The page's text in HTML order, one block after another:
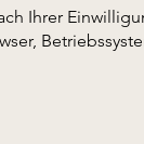
Ihrer